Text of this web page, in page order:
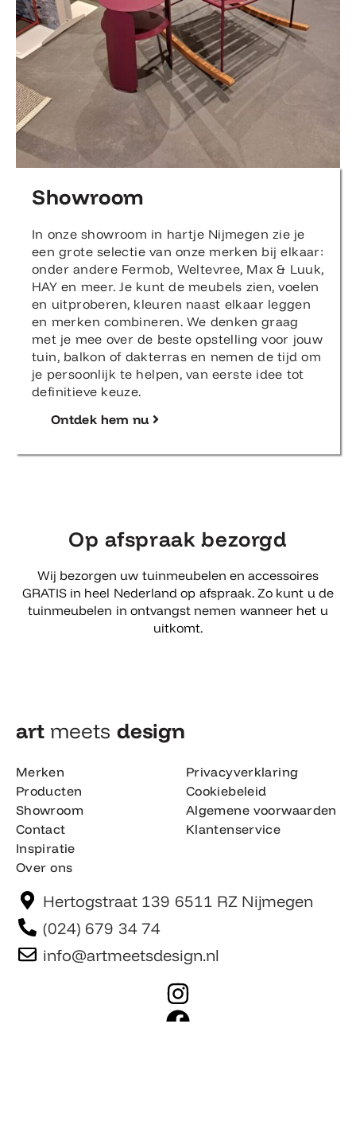
Showroom
In onze showroom in hartje Nijmegen zie je
een grote selectie van onze merken bij elkaar:
onder andere Fermob, Weltevree, Max & Luuk,
HAY en meer. Je kunt de meubels zien, voelen
en uitproberen, kleuren naast elkaar leggen
en merken combineren. We denken graag
met je mee over de beste opstelling voor jouw
tuin, balkon of dakterras en nemen de tijd om
je persoonlijk te helpen, van eerste idee tot
definitieve keuze.
Ontdek hem nu
Op afspraak bezorgd
Wij bezorgen uw tuinmeubelen en accessoires
GRATIS in heel Nederland op afspraak. Zo kunt u de
tuinmeubelen in ontvangst nemen wanneer het u
uitkomt.
art meets design​
Merken
Producten
Showroom
Contact
Inspiratie
Over ons
Privacyverklaring
Cookiebeleid
Algemene voorwaarden
Klantenservice
Hertogstraat 139 6511 RZ Nijmegen
(024) 679 34 74
info@artmeetsdesign.nl
I
n
F